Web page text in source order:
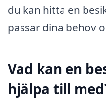
du kan hitta en
passar dina behov
Vad kan en
hjälpa till